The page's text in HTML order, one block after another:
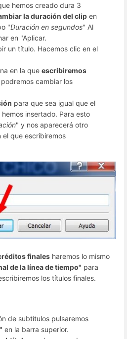
hemos creado dura 3
la duración del clip en
"Duración en segundos" Al
en "Aplicar.
un título. Hacemos clic en el
en la que escribiremos
cambiar los
para que sea igual que el
insertado. Para esto
" y nos aparecerá otro
que escribiremos
finales haremos lo mismo
de la línea de tiempo" para
los títulos finales.
de subtítulos pulsaremos
en la barra superior.